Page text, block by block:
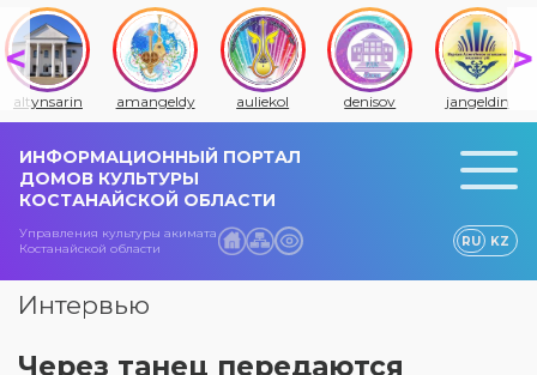
amangeldy auliekol denisov jangeldin jitiqara
ИНФОРМАЦИОННЫЙ ПОРТАЛ
ДОМОВ КУЛЬТУРЫ
КОСТАНАЙСКОЙ ОБЛАСТИ
Управления культуры акимата
Костанайской области
RU KZ
Интервью
Через танец передаются